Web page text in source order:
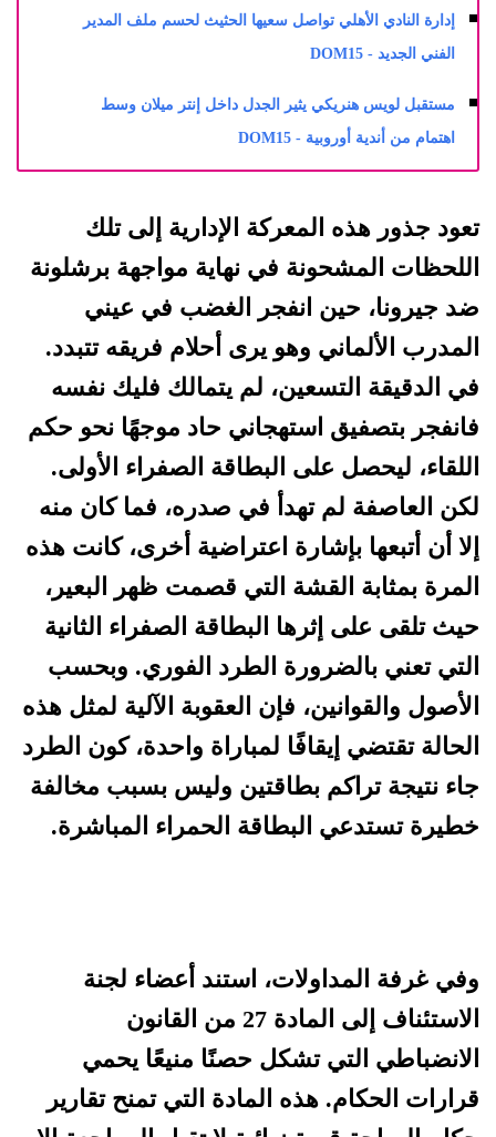
إدارة النادي الأهلي تواصل سعيها الحثيث لحسم ملف المدير
الفني الجديد - DOM15
مستقبل لويس هنريكي يثير الجدل داخل إنتر ميلان وسط
اهتمام من أندية أوروبية - DOM15
تعود جذور هذه المعركة الإدارية إلى تلك
اللحظات المشحونة في نهاية مواجهة برشلونة
ضد جيرونا، حين انفجر الغضب في عيني
المدرب الألماني وهو يرى أحلام فريقه تتبدد.
في الدقيقة التسعين، لم يتمالك فليك نفسه
فانفجر بتصفيق استهجاني حاد موجهًا نحو حكم
اللقاء، ليحصل على البطاقة الصفراء الأولى.
لكن العاصفة لم تهدأ في صدره، فما كان منه
إلا أن أتبعها بإشارة اعتراضية أخرى، كانت هذه
المرة بمثابة القشة التي قصمت ظهر البعير،
حيث تلقى على إثرها البطاقة الصفراء الثانية
التي تعني بالضرورة الطرد الفوري. وبحسب
الأصول والقوانين، فإن العقوبة الآلية لمثل هذه
الحالة تقتضي إيقافًا لمباراة واحدة، كون الطرد
جاء نتيجة تراكم بطاقتين وليس بسبب مخالفة
خطيرة تستدعي البطاقة الحمراء المباشرة.
وفي غرفة المداولات، استند أعضاء لجنة
الاستئناف إلى المادة 27 من القانون
الانضباطي التي تشكل حصنًا منيعًا يحمي
قرارات الحكام. هذه المادة التي تمنح تقارير